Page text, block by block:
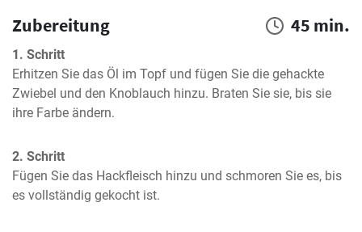
Zubereitung 45 min.
1. Schritt
Erhitzen Sie das Öl im Topf und fügen Sie die gehackte
Zwiebel und den Knoblauch hinzu. Braten Sie sie, bis sie
ihre Farbe ändern.
2. Schritt
Fügen Sie das Hackfleisch hinzu und schmoren Sie es, bis
es vollständig gekocht ist.